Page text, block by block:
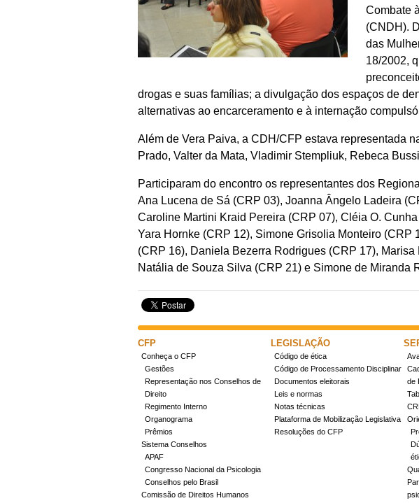
Combate
(CNDH).
das
18/2002,
drogas e suas famílias; a divulgação dos espaços de
alternativas ao encarceramento e à internação
Além de Vera Paiva, a CDH/CFP estava representada
Prado, Valter da Mata, Vladimir Stempliuk, Rebeca
Participaram do encontro os representantes dos
Ana Lucena de Sá (CRP 03), Joanna Ângelo Ladeira
Caroline Martini Kraid Pereira (CRP 07), Cléia O.
Yara Hornke (CRP 12), Simone Grisolia Monteiro
(CRP 16), Daniela Bezerra Rodrigues (CRP 17),
Natália de Souza Silva (CRP 21) e Simone de Miranda
CFP
Conheça o CFP
Gestões
Representação nos Conselhos de
Direito
Regimento Interno
Organograma
Prêmios
Sistema Conselhos
APAF
Congresso Nacional da Psicologia
Conselhos pelo Brasil
Comissão de Direitos Humanos
LEGISLAÇÃO
Código de ética
Código de Processamento Disciplinar
Documentos eleitorais
Leis e normas
Notas técnicas
Plataforma de Mobilização Legislativa
Resoluções do CFP
de